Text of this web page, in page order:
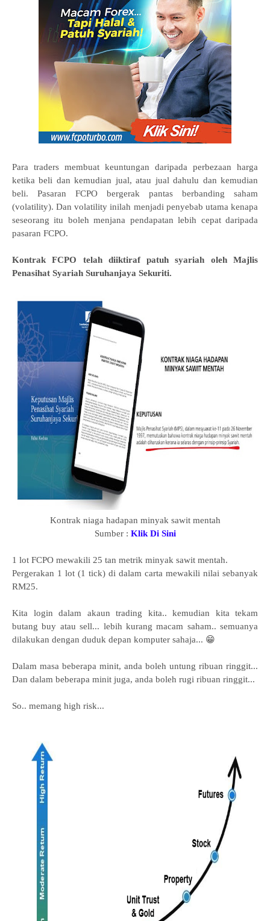
Para traders membuat keuntungan daripada perbezaan harga
ketika beli dan kemudian jual, atau jual dahulu dan kemudian
beli. Pasaran FCPO bergerak pantas berbanding saham
(volatility). Dan volatility inilah menjadi penyebab utama kenapa
seseorang itu boleh menjana pendapatan lebih cepat daripada
pasaran FCPO.
Kontrak FCPO telah diiktiraf patuh syariah oleh Majlis
Penasihat Syariah Suruhanjaya Sekuriti.
Kontrak niaga hadapan minyak sawit mentah
Sumber : Klik Di Sini
1 lot FCPO mewakili 25 tan metrik minyak sawit mentah.
Pergerakan 1 lot (1 tick) di dalam carta mewakili nilai sebanyak
RM25.
Kita login dalam akaun trading kita.. kemudian kita tekam
butang buy atau sell... lebih kurang macam saham.. semuanya
dilakukan dengan duduk depan komputer sahaja... 😁
Dalam masa beberapa minit, anda boleh untung ribuan ringgit...
Dan dalam beberapa minit juga, anda boleh rugi ribuan ringgit...
So.. memang high risk...